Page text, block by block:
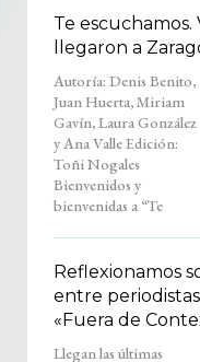
Te escuchamos.
llegaron a
Autoría: Denis Benito,
Juan Huerta, Miriam
Gavín, Laura González
y Ana Valle Edición:
Toñi Nogales
Bienvenidos y
bienvenidas a “Te
escuchamos. Voces de
quienes llegaron a
Zaragoza para
quedarse”. Un espacio
tranquilo, hecho para
escuchar sin prisas y
Reflexionamos
entre
«Fuera de
Llegan las últimas
nuestro propio podcast